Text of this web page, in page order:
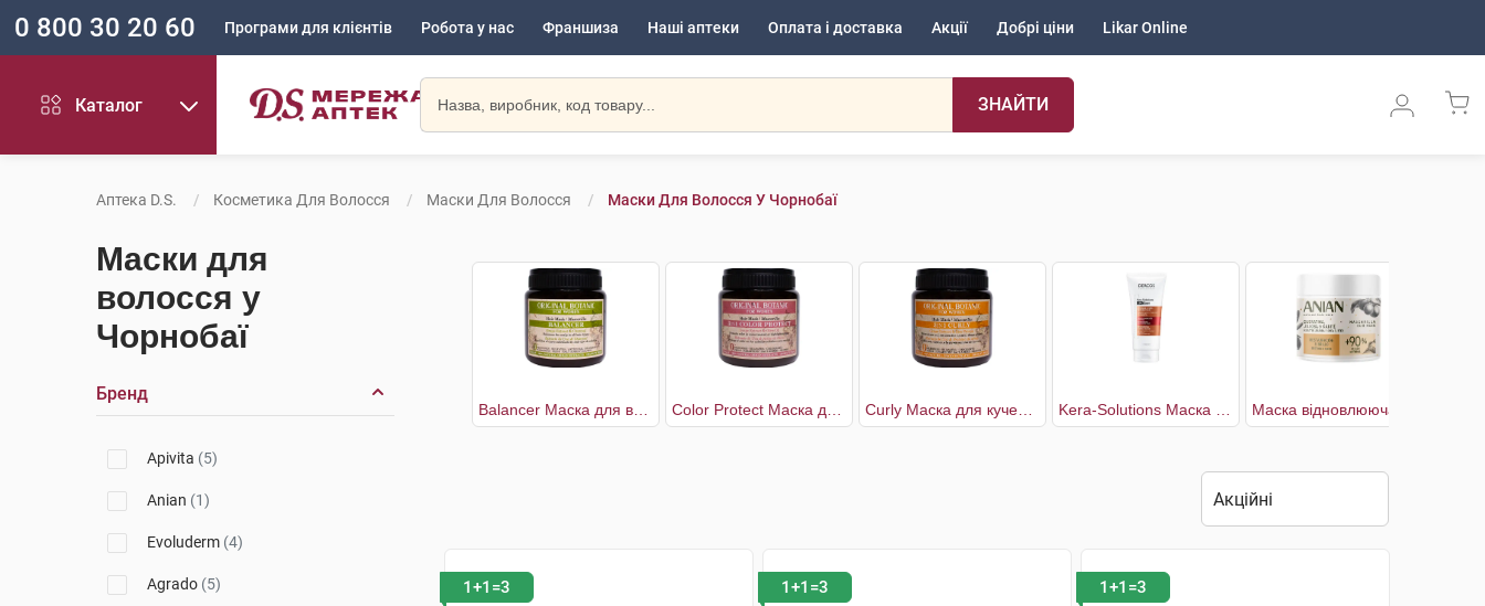
0 800 30 20 60 Програми для клієнтів Робота у нас Франшиза Наші аптеки Оплата і доставка Акції Добрі ціни Likar Online
Каталог ЗНАЙТИ
Аптека D.S. Косметика Для Волосся Маски Для Волосся Маски Для Волосся У Чорнобаї
Маски для
волосся у
Чорнобаї
Бренд
Apivita (5)
Anian (1)
Evoluderm (4)
Agrado (5) 1+1=3 1+1=3 1+1=3